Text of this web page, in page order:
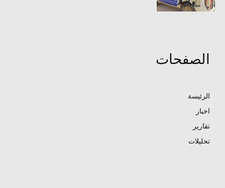
الصفحات
الرئيسة
اخبار
تقارير
تحليلات